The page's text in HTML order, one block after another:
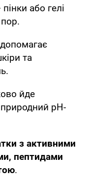
або гелі
та
йде
природний pH-
з активними
пептидами
.